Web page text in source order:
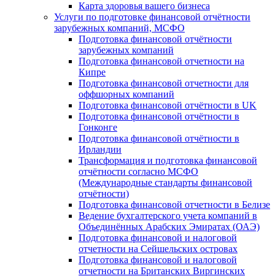
Карта здоровья вашего бизнеса
Услуги по подготовке финансовой отчётности
зарубежных компаний, МСФО
Подготовка финансовой отчётности
зарубежных компаний
Подготовка финансовой отчетности на
Кипре
Подготовка финансовой отчетности для
оффшорных компаний
Подготовка финансовой отчётности в UK
Подготовка финансовой отчётности в
Гонконге
Подготовка финансовой отчётности в
Ирландии
Трансформация и подготовка финансовой
отчётности согласно МСФО
(Международные стандарты финансовой
отчётности)
Подготовка финансовой отчетности в Белизе
Ведение бухгалтерского учета компаний в
Объединённых Арабских Эмиратах (ОАЭ)
Подготовка финансовой и налоговой
отчетности на Сейшельских островах
Подготовка финансовой и налоговой
отчетности на Британских Виргинских